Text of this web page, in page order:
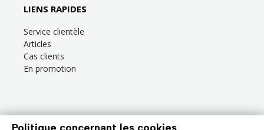
LIENS RAPIDES
Service clientèle
Articles
Cas clients
En promotion